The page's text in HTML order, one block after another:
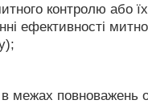
контролю або їх
ефективності
межах повноважень